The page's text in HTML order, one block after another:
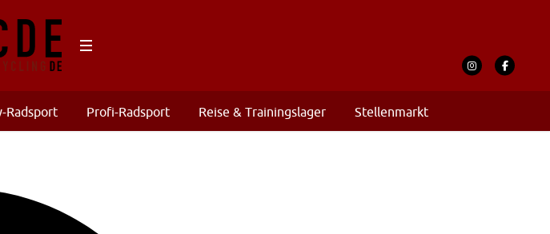
Radsport Profi-Radsport Reise & Trainingslager Stellenmarkt